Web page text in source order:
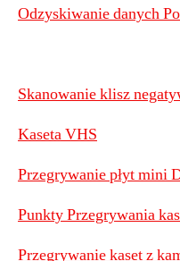
Odzyskiwanie danych
Skanowanie klisz
Kaseta VHS
Przegrywanie płyt mini
Punkty Przegrywania
Przegrywanie kaset z